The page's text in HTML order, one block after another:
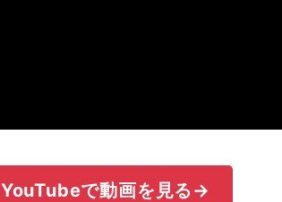
YouTubeで動画を見る→